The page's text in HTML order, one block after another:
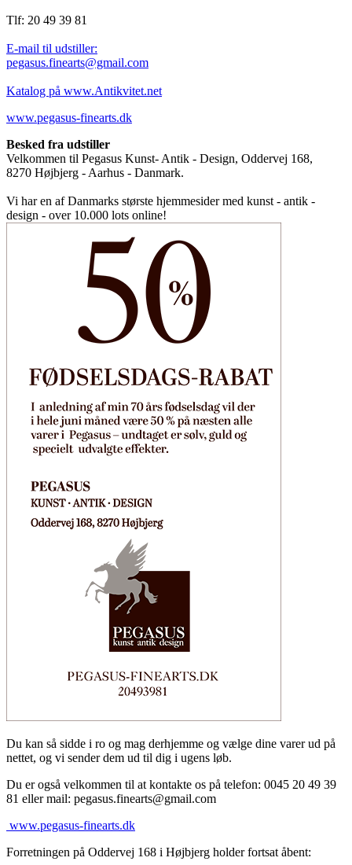
Tlf: 20 49 39 81
E-mail til udstiller:
pegasus.finearts@gmail.com
Katalog på www.Antikvitet.net
www.pegasus-finearts.dk
Besked fra udstiller
Velkommen til Pegasus Kunst- Antik - Design, Oddervej 168,
8270 Højbjerg - Aarhus - Danmark.
Vi har en af Danmarks største hjemmesider med kunst - antik -
design - over 10.000 lots online!
Du kan så sidde i ro og mag derhjemme og vælge dine varer ud på
nettet, og vi sender dem ud til dig i ugens løb.
Du er også velkommen til at kontakte os på telefon: 0045 20 49 39
81 eller mail: pegasus.finearts@gmail.com
www.pegasus-finearts.dk
Forretningen på Oddervej 168 i Højbjerg holder fortsat åbent: